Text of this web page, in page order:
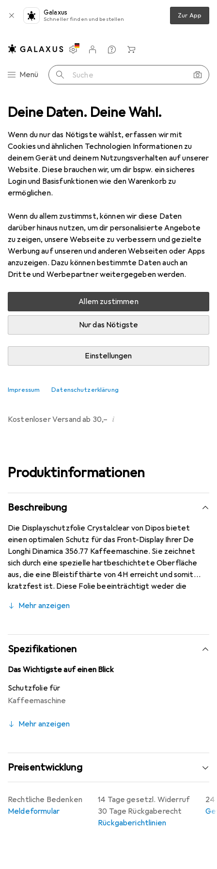
Deine Daten. Deine Wahl.
Wenn du nur das Nötigste wählst, erfassen wir mit
Cookies und ähnlichen Technologien Informationen zu
deinem Gerät und deinem Nutzungsverhalten auf unserer
Website. Diese brauchen wir, um dir bspw. ein sicheres
Login und Basisfunktionen wie den Warenkorb zu
ermöglichen.
Wenn du allem zustimmst, können wir diese Daten
darüber hinaus nutzen, um dir personalisierte Angebote
zu zeigen, unsere Webseite zu verbessern und gezielte
Werbung auf unseren und anderen Webseiten oder Apps
anzuzeigen. Dazu können bestimmte Daten auch an
Dritte und Werbepartner weitergegeben werden.
Allem zustimmen
Nur das Nötigste
Einstellungen
Impressum Datenschutzerklärung
Galaxus
Schneller finden und bestellen Zur App
Navigation nach Kategorien
Menü Suche
Einstellungen
Kundenkonto
Vergleichslisten
Merklisten
Warenkorb
Geräte Schutzfolie Dipos Displayschutzfolie Crystalclear
4 Bilder
DiposDisplayschutzfolie Crystalclear
EUR
14,29
121
Bewertungen
Mehr als 10 Stück an Lager beim Drittanbieter
Lieferort angeben für genaue Lieferzeit
In den Warenkorb
Vergleichen
Kostenloser Versand ab 30,– i
Produktinformationen
Beschreibung
Die Displayschutzfolie Crystalclear von Dipos bietet
einen optimalen Schutz für das Front-Display Ihrer De
Longhi Dinamica 356.77 Kaffeemaschine. Sie zeichnet
sich durch eine spezielle hartbeschichtete Oberfläche
aus, die eine Bleistifthärte von 4H erreicht und somit
kratzfest ist. Diese Folie beeinträchtigt weder die
Sie kaum einen Unterschied zu einem ungeschützten
kinderleicht, da die Folie blasenfrei aufgetragen werden
kann und sich perfekt an das Display anschmiegt. Zudem
ist sie jederzeit rückstandsfrei entfernbar. Hergestellt in
Deutschland, garantiert die Folie höchste Qualität durch
passgenaue Anpassung und optimale Randhaftung
gewährleistet.
Mehr anzeigen
Spezifikationen
Das Wichtigste auf einen Blick
Schutzfolie für
Kaffeemaschine
Mehr anzeigen
Preisentwicklung
14 Tage gesetzl. Widerruf
30 Tage Rückgaberecht
Rückgaberichtlinien
24
Rechtliche Bedenken
Meldeformular